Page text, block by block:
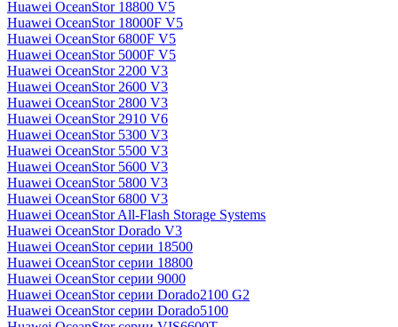
Huawei OceanStor 18800 V5
Huawei OceanStor 18000F V5
Huawei OceanStor 6800F V5
Huawei OceanStor 5000F V5
Huawei OceanStor 2200 V3
Huawei OceanStor 2600 V3
Huawei OceanStor 2800 V3
Huawei OceanStor 2910 V6
Huawei OceanStor 5300 V3
Huawei OceanStor 5500 V3
Huawei OceanStor 5600 V3
Huawei OceanStor 5800 V3
Huawei OceanStor 6800 V3
Huawei OceanStor All-Flash Storage Systems
Huawei OceanStor Dorado V3
Huawei OceanStor серии 18500
Huawei OceanStor серии 18800
Huawei OceanStor серии 9000
Huawei OceanStor серии Dorado2100 G2
Huawei OceanStor серии Dorado5100